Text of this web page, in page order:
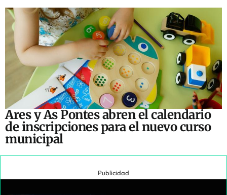
Ares y As Pontes abren el calendario
de inscripciones para el nuevo curso
municipal
Publicidad